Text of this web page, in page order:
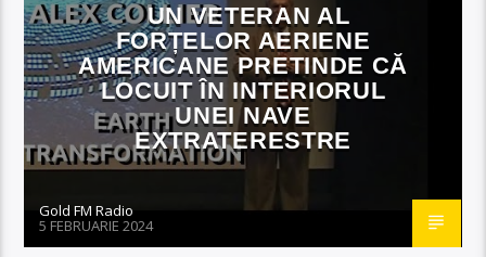
UN VETERAN AL
FORȚELOR AERIENE
AMERICANE PRETINDE CĂ
LOCUIT ÎN INTERIORUL
UNEI NAVE
EXTRATERESTRE
Gold FM Radio
5 FEBRUARIE 2024